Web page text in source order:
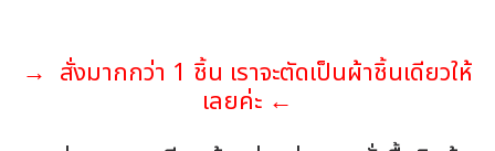
→ สั่งมากกว่า 1 ชิ้น เราจะตัดเป็นผ้าชิ้นเดียวให้
เลยค่ะ ←